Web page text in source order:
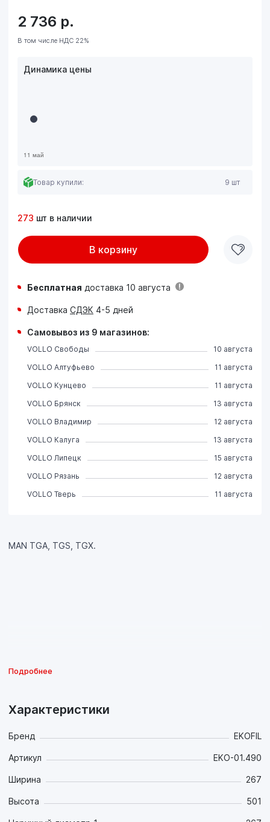
MAN TGA, TGS, TGX.
Подробнее
Характеристики
Бренд EKOFIL
Артикул EKO-01.490
Ширина 267
Высота 501
2 736 р.
В том числе НДС 22%
Динамика цены
Товар купили: 9 шт
273 шт в наличии
В корзину
Бесплатная доставка 10 августа
Доставка СДЭК 4-5 дней
Самовывоз из 9 магазинов:
VOLLO Свободы
10 августа
VOLLO Алтуфьево
11 августа
VOLLO Кунцево
11 августа
VOLLO Брянск
13 августа
VOLLO Владимир
12 августа
VOLLO Калуга
13 августа
VOLLO Липецк
15 августа
VOLLO Рязань
12 августа
VOLLO Тверь
11 августа